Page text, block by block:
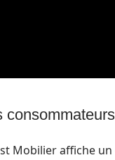
consommateurs
Mobilier affiche